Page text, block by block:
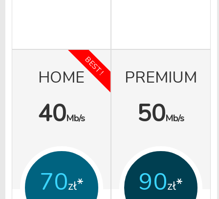
HOME
40Mb/s
70zł*
BEST !
PREMIUM
50Mb/s
90zł*